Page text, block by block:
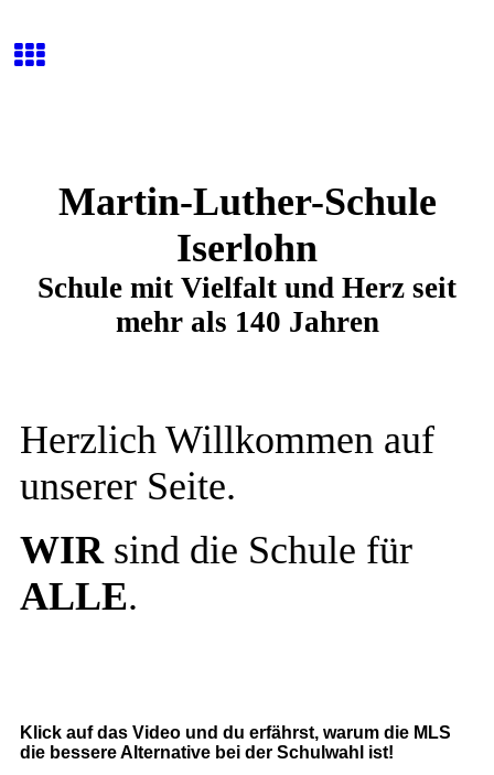
Martin-Luther-Schule
Iserlohn
Schule mit Vielfalt und Herz seit
mehr als 140 Jahren
Herzlich Willkommen auf
unserer Seite.
WIRsind die Schule für
ALLE.
Klick auf das Video und du erfährst, warum die MLS
die bessere Alternative bei der Schulwahl ist!